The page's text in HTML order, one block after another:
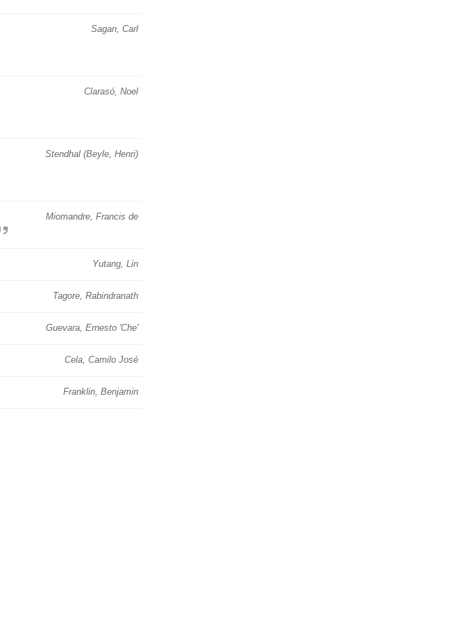
Sagan, Carl
Clarasó, Noel
Stendhal (Beyle, Henri)
Miomandre, Francis de
Yutang, Lin
Tagore, Rabindranath
Guevara, Ernesto 'Che'
Cela, Camilo José
Franklin, Benjamin